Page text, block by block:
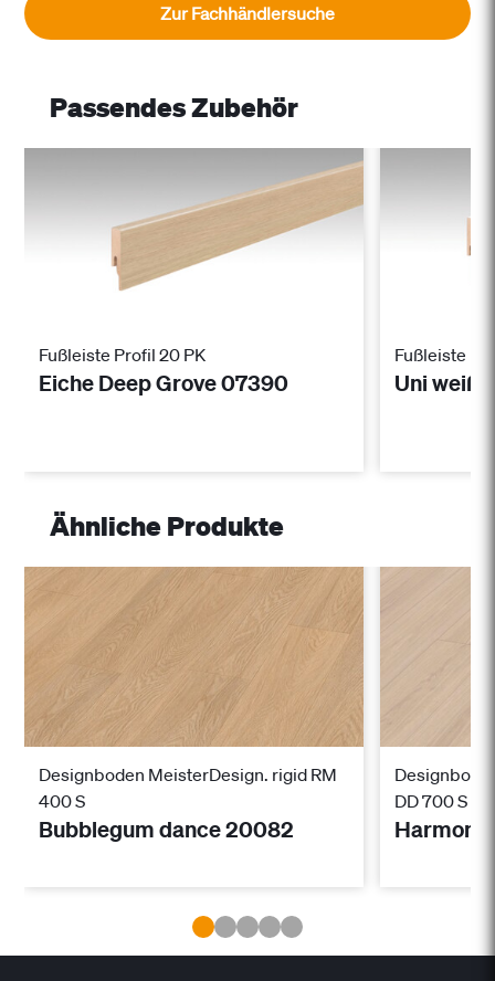
Zur Fachhändlersuche
Passendes Zubehör
Fußleiste Profil 20 PK
Eiche Deep Grove 07390
Fußleiste
Uni weiß
Ähnliche Produkte
Designboden MeisterDesign. rigid RM
400 S
Bubblegum dance 20082
DD 700 S
Harmony